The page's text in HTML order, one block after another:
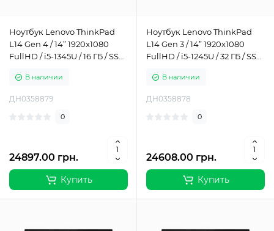
Ноутбук Lenovo ThinkPad
L14 Gen 4 / 14” 1920x1080
FullHD / i5-1345U / 16 ГБ / SSD
Класс А-
В наличии
ДН0358879
0
24897.00 грн.
Купить
Ноутбук Lenovo ThinkPad
L14 Gen 3 / 14” 1920x1080
FullHD / i5-1245U / 32 ГБ / SSD
Класс Б
В наличии
ДН0358878
0
24608.00 грн.
Купить